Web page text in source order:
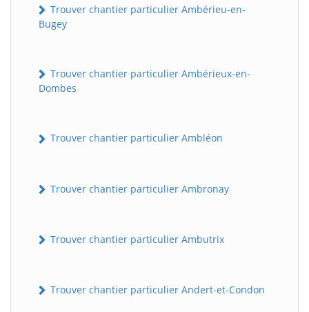
Trouver chantier particulier Ambérieu-en-
Bugey
Trouver chantier particulier Ambérieux-en-
Dombes
Trouver chantier particulier Ambléon
Trouver chantier particulier Ambronay
Trouver chantier particulier Ambutrix
Trouver chantier particulier Andert-et-Condon